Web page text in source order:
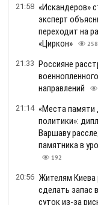
21:58 «Искандеров»
эксперт
переходит на
«Циркон»
258
21:33 Россияне
направлений
21:14 «Места
политики»:
Варшаву
памятника в
192
20:56 Жителям
сделать запас
суток из-за